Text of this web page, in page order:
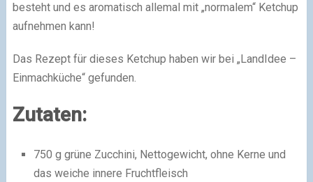
besteht und es aromatisch allemal mit „normalem“ Ketchup
aufnehmen kann!
Das Rezept für dieses Ketchup haben wir bei „LandIdee –
Einmachküche“ gefunden.
Zutaten:
750 g grüne Zucchini, Nettogewicht, ohne Kerne und
das weiche innere Fruchtfleisch